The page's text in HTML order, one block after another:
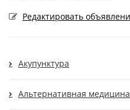
Редактировать
Акупунктура
Альтернативная медицина